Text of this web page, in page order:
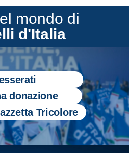
mondo di
d'Italia
donazione
Tricolore